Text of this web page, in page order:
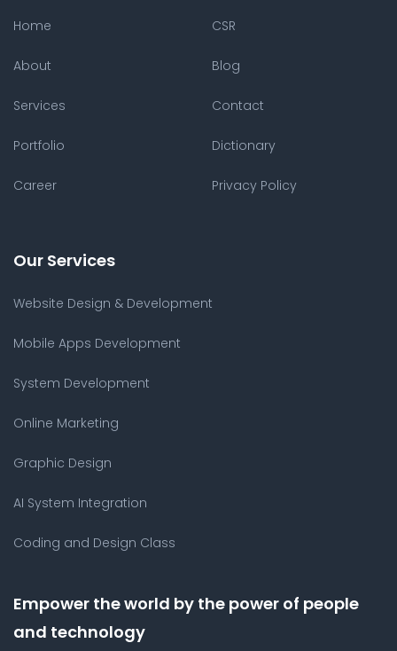
Home
About
Services
Portfolio
Career
CSR
Blog
Contact
Dictionary
Privacy Policy
Our Services
Website Design & Development
Mobile Apps Development
System Development
Online Marketing
Graphic Design
AI System Integration
Coding and Design Class
Empower the world by the power of people
and technology